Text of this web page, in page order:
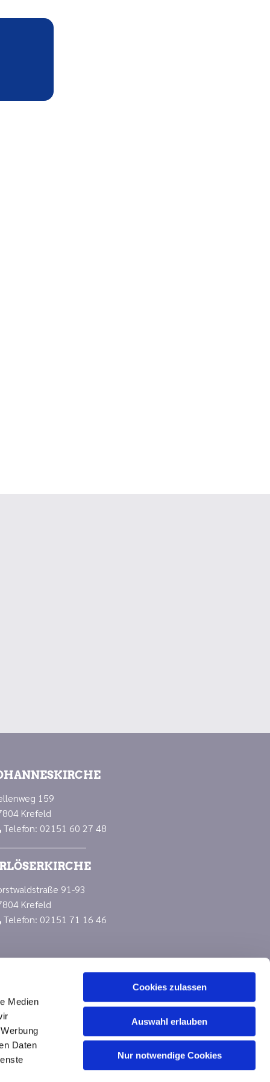
Medien
Daten
Cookies zulassen
Auswahl erlauben
Nur notwendige Cookies
159
Krefeld
Telefon: 02151 60 27 48
91-93
Krefeld
Telefon: 02151 71 16 46